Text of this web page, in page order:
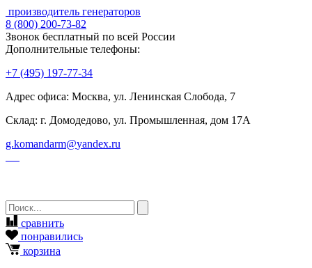
производитель генераторов
8 (800) 200-73-82
Звонок бесплатный по всей России
Дополнительные телефоны:
+7 (495) 197-77-34
Адрес офиса: Москва, ул. Ленинская Слобода, 7
Склад: г. Домодедово, ул. Промышленная, дом 17А
g.komandarm@yandex.ru
сравнить
понравились
корзина